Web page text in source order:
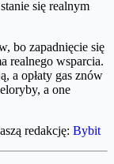
się realnym
bo zapadnięcie się
realnego wsparcia.
a opłaty gas znów
a one
redakcję: Bybit